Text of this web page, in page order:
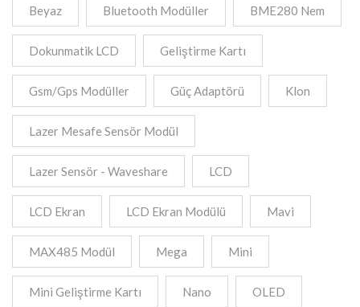
Beyaz Bluetooth Modüller BME280 Nem
Dokunmatik LCD Geliştirme Kartı
Gsm/Gps Modüller Güç Adaptörü Klon
Lazer Mesafe Sensör Modül
Lazer Sensör - Waveshare LCD
LCD Ekran LCD Ekran Modülü Mavi
MAX485 Modül Mega Mini
Mini Geliştirme Kartı Nano OLED